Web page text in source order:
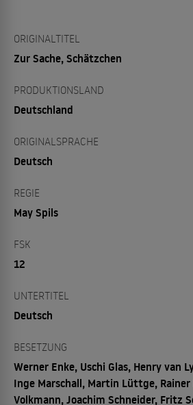
ORIGINALTITEL
Zur Sache, Schätzchen
PRODUKTIONSLAND
Deutschland
ORIGINALSPRACHE
Deutsch
REGIE
May Spils
FSK
12
UNTERTITEL
Deutsch
BESETZUNG
Werner Enke, Uschi Glas, Henry van
Inge Marschall, Martin Lüttge, Rainer
Volkmann, Joachim Schneider, Fritz